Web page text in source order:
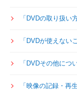
「DVDの取り扱い
「DVDが使えない
「DVDその他につ
「映像の記録・再